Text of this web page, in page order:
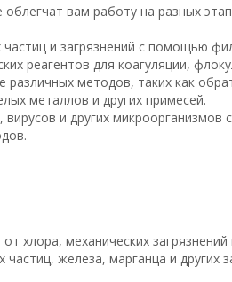
вам работу на разных
частиц и загрязнений с помощью
реагентов для коагуляции,
различных методов, таких как
металлов и других примесей.
вирусов и других
хлора, механических загрязнений
железа, марганца и других